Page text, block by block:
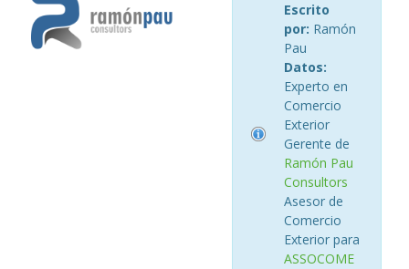
Escrito
por: Ramón
Pau
Datos:
Experto en
Comercio
Exterior
Gerente de
Ramón Pau
Consultors
Asesor de
Comercio
Exterior para
ASSOCOME